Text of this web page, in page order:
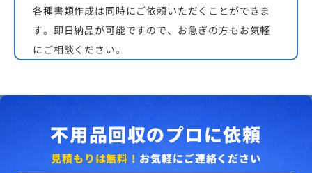
各種書類作成は同時にご依頼いただくことができま
す。即日納品が可能ですので、お急ぎの方もお気軽
にご相談ください。
不用品回収のプロに依頼
見積もりは無料！ お気軽にご連絡ください